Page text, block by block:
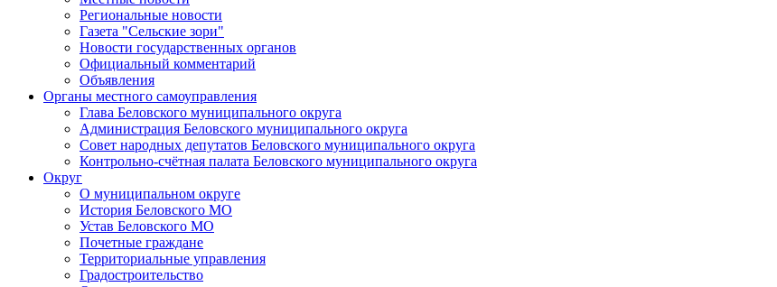
Региональные новости
Газета "Сельские зори"
Новости государственных органов
Официальный комментарий
Объявления
Органы местного самоуправления
Глава Беловского муниципального округа
Администрация Беловского муниципального округа
Совет народных депутатов Беловского муниципального округа
Контрольно-счётная палата Беловского муниципального округа
Округ
О муниципальном округе
История Беловского МО
Устав Беловского МО
Почетные граждане
Территориальные управления
Градостроительство